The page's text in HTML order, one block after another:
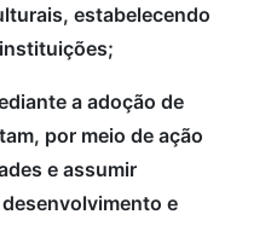
estabelecendo
a adoção de
por meio de ação
e assumir
e